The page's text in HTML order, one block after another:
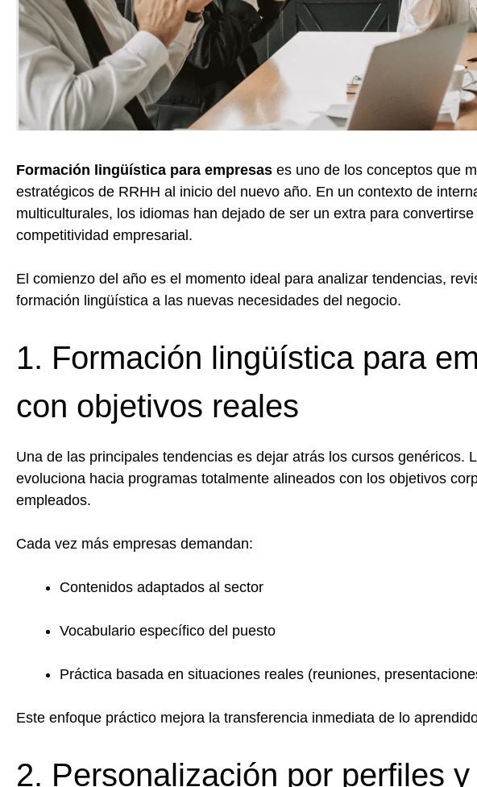
Formación lingüística para empresas es uno de los conceptos que
estratégicos de RRHH al inicio del nuevo año. En un contexto de
multiculturales, los idiomas han dejado de ser un extra para
competitividad empresarial.
El comienzo del año es el momento ideal para analizar tendencias,
formación lingüística a las nuevas necesidades del negocio.
1. Formación lingüística para
con objetivos reales
Una de las principales tendencias es dejar atrás los cursos genéricos.
evoluciona hacia programas totalmente alineados con los objetivos
empleados.
Cada vez más empresas demandan:
Contenidos adaptados al sector
Vocabulario específico del puesto
Práctica basada en situaciones reales (reuniones,
Este enfoque práctico mejora la transferencia inmediata de lo
2. Personalización por perfiles